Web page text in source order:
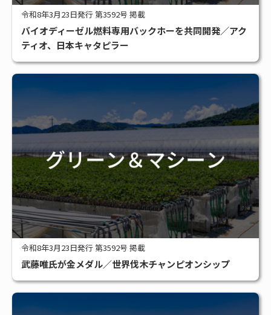
令和8年3月23日発行 第3592号 掲載
バイオディーゼル燃料専用バックホーを共同開発／アク
ティオ、日本キャタピラー
令和8年3月23日発行 第3592号 掲載
武藤唯氏が金メダル／世界伐木チャンピオンシップ